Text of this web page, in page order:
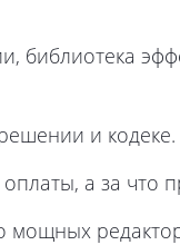
библиотека
и кодеке.
а за что